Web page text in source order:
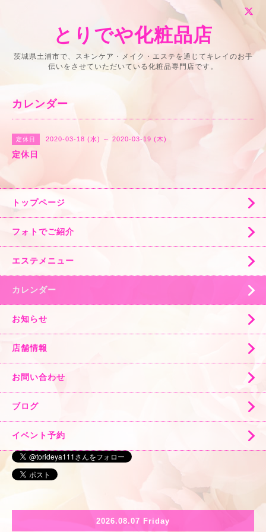
とりでや化粧品店
茨城県土浦市で、スキンケア・メイク・エステを通じてキレイのお手
伝いをさせていただいている化粧品専門店です。
カレンダー
定休日 2020-03-18 (水) ～ 2020-03-19 (木)
定休日
トップページ
フォトでご紹介
エステメニュー
カレンダー
お知らせ
店舗情報
お問い合わせ
ブログ
イベント予約
2026.08.07 Friday